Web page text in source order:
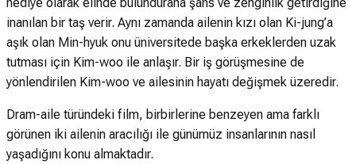
inanılan bir taş verir. Aynı zamanda ailenin kızı olan Ki-jung’a
aşık olan Min-hyuk onu üniversitede başka erkeklerden uzak
tutması için Kim-woo ile anlaşır. Bir iş görüşmesine de
yönlendirilen Kim-woo ve ailesinin hayatı değişmek üzeredir.
Dram-aile türündeki film, birbirlerine benzeyen ama farklı
görünen iki ailenin aracılığı ile günümüz insanlarının nasıl
yaşadığını konu almaktadır.